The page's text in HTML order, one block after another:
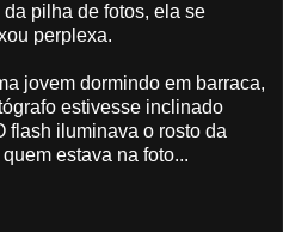
pilha de fotos, ela se
perplexa.
jovem dormindo em barraca,
estivesse inclinado
flash iluminava o rosto da
estava na foto...